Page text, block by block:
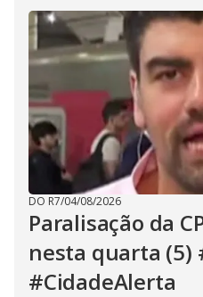
DO R7/04/08/2026
Paralisação da
nesta quarta (5)
#CidadeAlerta